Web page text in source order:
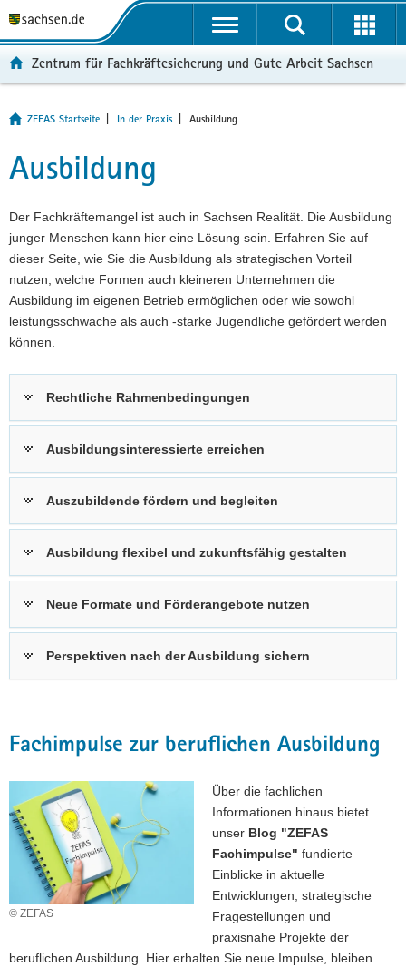
t
l
b
e
g
r
e
i
f
e
n
a
t
o
t
l
a
v
g
a
t
i
o
n
p
i
h
a
t
t
r
B
e
e
i
c
h
Zentrum für Fachkräftesicherung und Gute Arbeit Sachsen
Hauptinhalt
ZEFAS Startseite In der Praxis
Aktuelle
Ausbildung
Ausbildung
Der Fachkräftemangel ist auch in Sachsen Realität. Die Ausbildung
junger Menschen kann hier eine Lösung sein. Erfahren Sie auf
dieser Seite, wie Sie die Ausbildung als strategischen Vorteil
nutzen, welche Formen auch kleineren Unternehmen die
Ausbildung im eigenen Betrieb ermöglichen oder wie sowohl
leistungsschwache als auch -starke Jugendliche gefördert werden
können.
Rechtliche Rahmenbedingungen
Ausbildungsinteressierte erreichen
Auszubildende fördern und begleiten
Ausbildung flexibel und zukunftsfähig gestalten
Neue Formate und Förderangebote nutzen
Perspektiven nach der Ausbildung sichern
Fachimpulse zur beruflichen Ausbildung
© ZEFAS
Über die fachlichen
Informationen hinaus bietet
unser Blog "ZEFAS
Fachimpulse" fundierte
Einblicke in aktuelle
Entwicklungen, strategische
Fragestellungen und
praxisnahe Projekte der
beruflichen Ausbildung. Hier erhalten Sie neue Impulse, bleiben